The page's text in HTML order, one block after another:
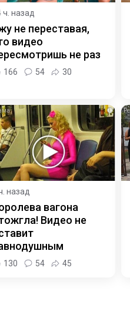
ч. назад
не переставая,
видео
не раз
166 54 30
i
назад
вагона
Видео не
130 54 45